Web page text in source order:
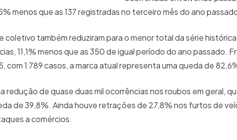
menos que as 137 registradas no terceiro mês do ano
coletivo também reduziram para o menor total da série
11,1% menos que as 350 de igual período do ano passado.
com 1 789 casos, a marca atual representa uma queda de
redução de quase duas mil ocorrências nos roubos em geral,
de 39,8%. Ainda houve retrações de 27,8% nos furtos de
a comércios.